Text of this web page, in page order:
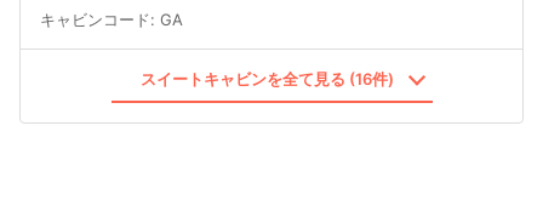
キャビンコード: GA
スイートキャビンを全て見る (16件)